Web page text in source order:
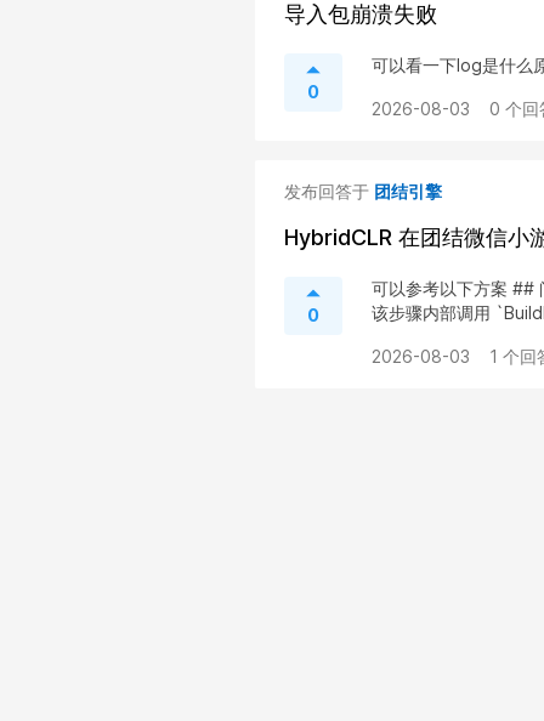
导入包崩溃失败
0
可以看一下log是什么
2026-08-03 0 个回
发布回答于 团结引擎
HybridCLR 在团结微信小
0
可以参考以下方案
该步骤内部调用
2026-08-03 1 个回